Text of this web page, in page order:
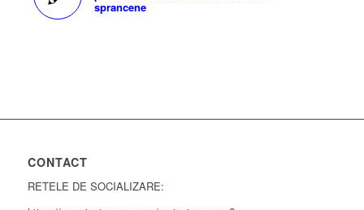
sprancene
CONTACT
RETELE DE SOCIALIZARE: